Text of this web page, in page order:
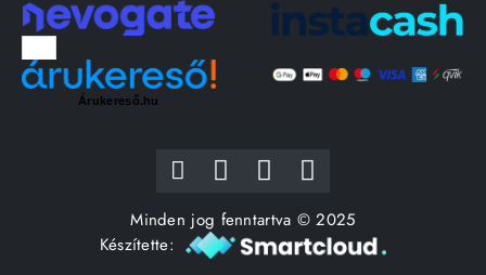
Árukereső.hu
Minden jog fenntartva © 2025
Készítette: